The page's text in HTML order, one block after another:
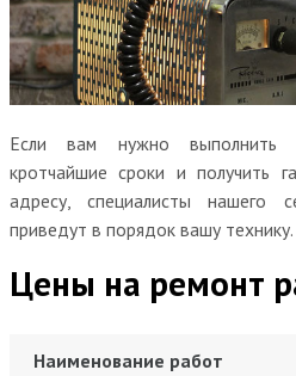
Если вам нужно выполнить
кротчайшие сроки и получить
адресу, специалисты нашего
приведут в порядок вашу технику.
Цены на ремонт
Наименование работ